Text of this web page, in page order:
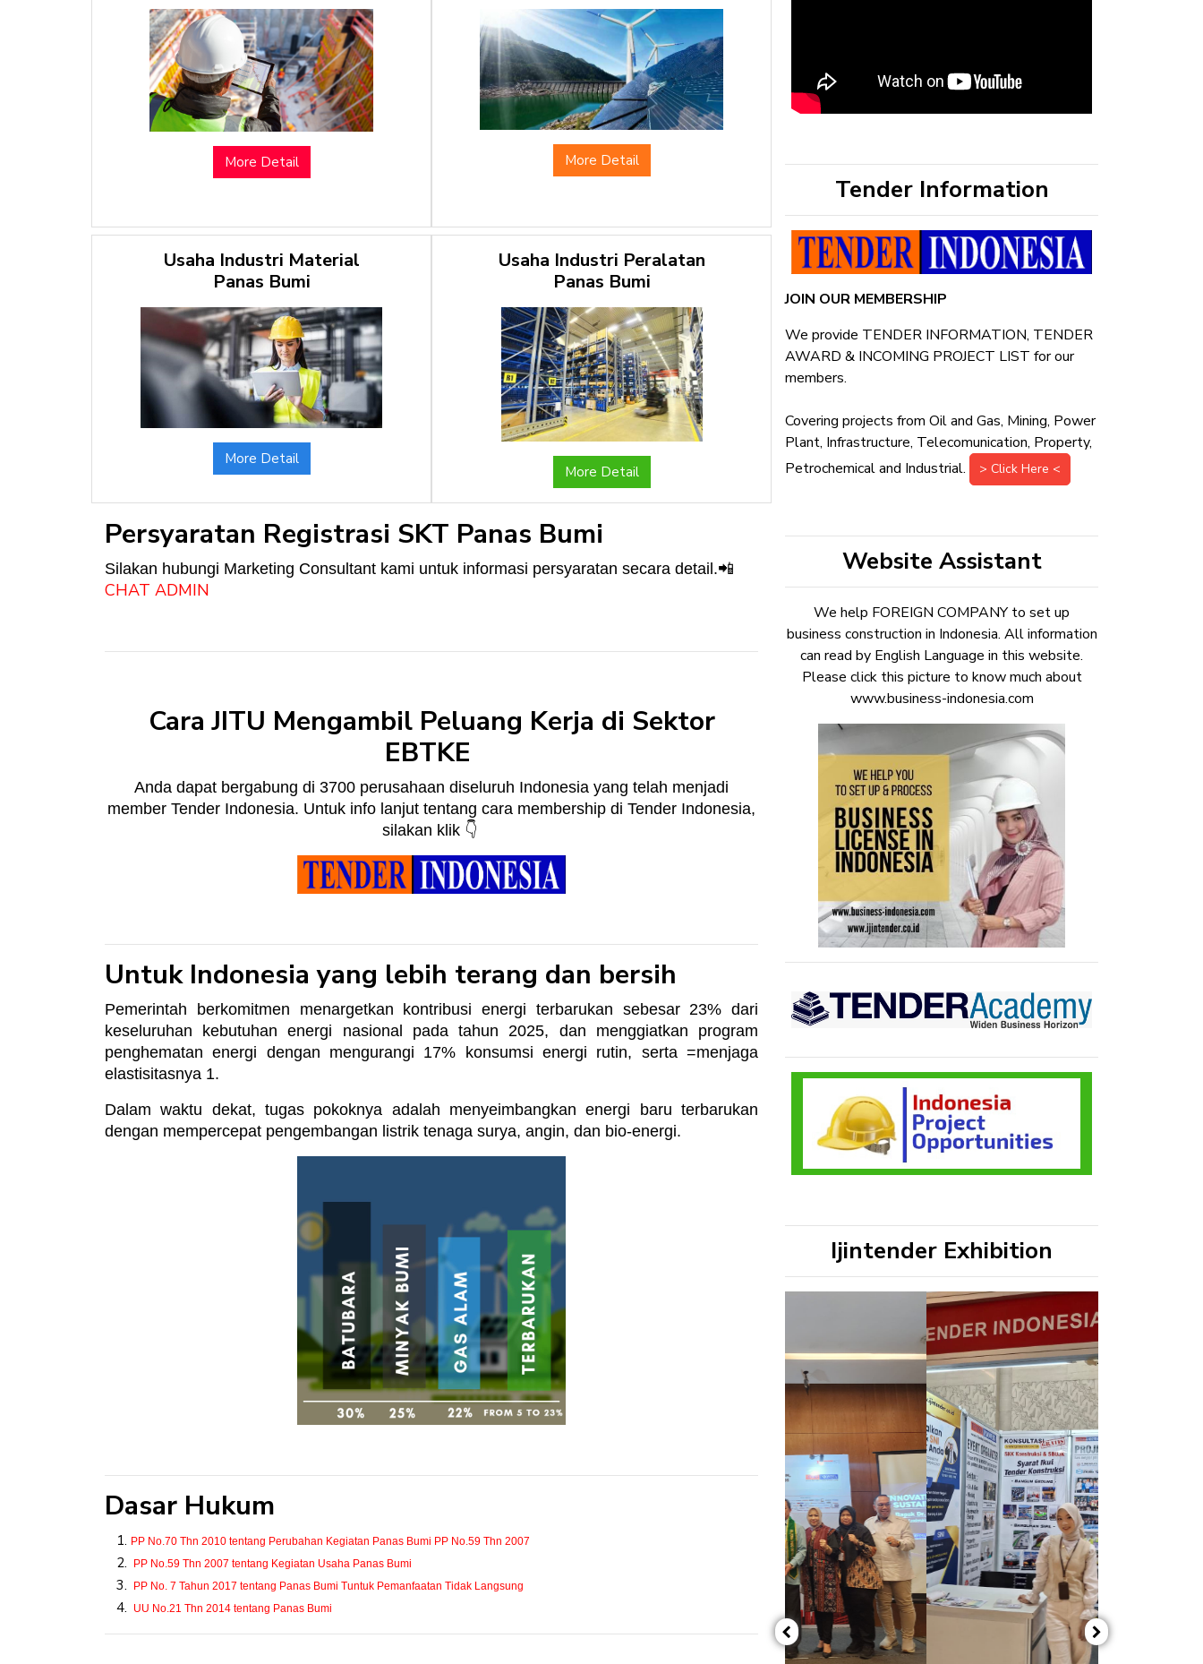
More Detail More Detail
Usaha Industri Material
Panas Bumi
More Detail
Usaha Industri Peralatan
Panas Bumi
More Detail
Persyaratan Registrasi SKT Panas Bumi
Silakan hubungi Marketing Consultant kami untuk informasi persyaratan secara detail.📲
CHAT ADMIN
Cara JITU Mengambil Peluang Kerja di Sektor
EBTKE
Anda dapat bergabung di 3700 perusahaan diseluruh Indonesia yang telah menjadi
member Tender Indonesia. Untuk info lanjut tentang cara membership di Tender Indonesia,
silakan klik👇
Untuk Indonesia yang lebih terang dan bersih
Pemerintah berkomitmen menargetkan kontribusi energi terbarukan sebesar 23% dari
keseluruhan kebutuhan energi nasional pada tahun 2025, dan menggiatkan program
penghematan energi dengan mengurangi 17% konsumsi energi rutin, serta =menjaga
elastisitasnya 1.
Dalam waktu dekat, tugas pokoknya adalah menyeimbangkan energi baru terbarukan
dengan mempercepat pengembangan listrik tenaga surya, angin, dan bio-energi.
Dasar Hukum
PP No.70 Thn 2010 tentang Perubahan Kegiatan Panas Bumi PP No.59 Thn 2007
PP No.59 Thn 2007 tentang Kegiatan Usaha Panas Bumi
PP No. 7 Tahun 2017 tentang Panas Bumi Tuntuk Pemanfaatan Tidak Langsung
UU No.21 Thn 2014 tentang Panas Bumi
Tender Information
JOIN OUR MEMBERSHIP
We provide TENDER INFORMATION, TENDER
AWARD & INCOMING PROJECT LIST for our
members.
Covering projects from Oil and Gas, Mining, Power
Plant, Infrastructure, Telecomunication, Property,
Petrochemical and Industrial.
> Click Here <
Website Assistant
We help FOREIGN COMPANY to set up
business construction in Indonesia. All information
can read by English Language in this website.
Please click this picture to know much about
www.business-indonesia.com
Ijintender Exhibition
Previous Next